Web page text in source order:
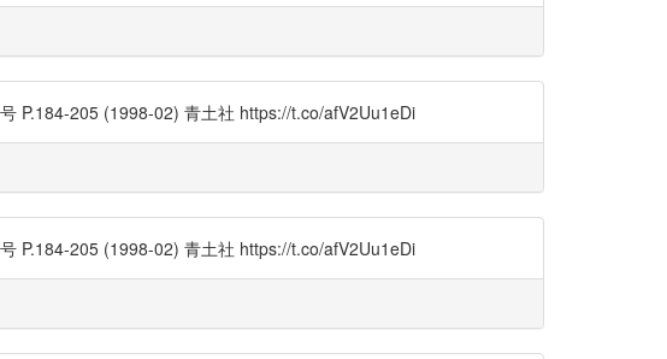
P.184-205 (1998-02) 青土社 https://t.co/afV2Uu1eDi
P.184-205 (1998-02) 青土社 https://t.co/afV2Uu1eDi